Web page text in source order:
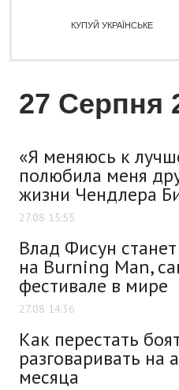
КУПУЙ УКРАЇНСЬКЕ
27 Серпня
«Я меняюсь к
полюбила меня
жизни Чендлера
27.08 15:55
Влад Фисун
на Burning Man,
фестивале в мире
27.08 14:36
Как перестать
разговаривать на
месяца